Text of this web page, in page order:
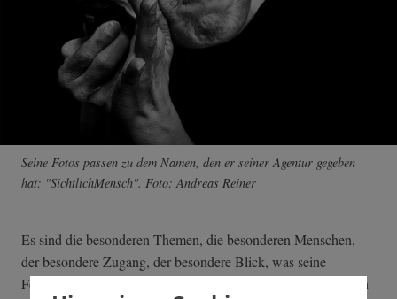
Seine Fotos passen zu dem Namen, den er seiner Agentur gegeben
hat: "SichtlichMensch". Foto: Andreas Reiner
Es sind die besonderen Themen, die besonderen Menschen,
der besondere Zugang, der besondere Blick, was seine
Fotografie auszeichnet. Es sind Menschen in sozialen Nischen